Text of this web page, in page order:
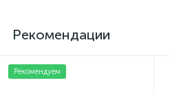
Рекомендации
Рекомендуем